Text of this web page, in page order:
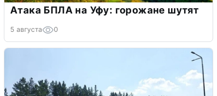
Атака БПЛА на Уфу: горожане шутят
5 августа 0